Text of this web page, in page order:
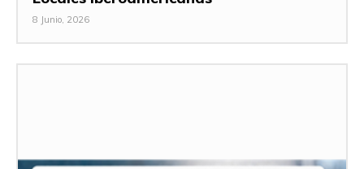
8 Junio, 2026